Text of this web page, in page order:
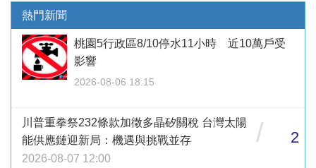
熱門新聞
桃園5行政區8/10停水11小時 近10萬戶受
影響
2026-08-06 18:15
川普重拳祭232條款加徵多晶矽關稅 台灣太陽
能供應鏈迎新局：機遇與挑戰並存
2026-08-07 12:00
/ 2